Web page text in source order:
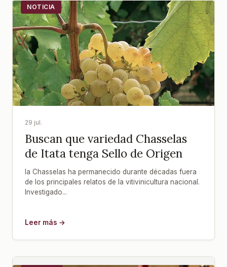
NOTICIA
29 jul.
Buscan que variedad Chasselas
de Itata tenga Sello de Origen
la Chasselas ha permanecido durante décadas fuera
de los principales relatos de la vitivinicultura nacional.
Investigado...
Leer más →